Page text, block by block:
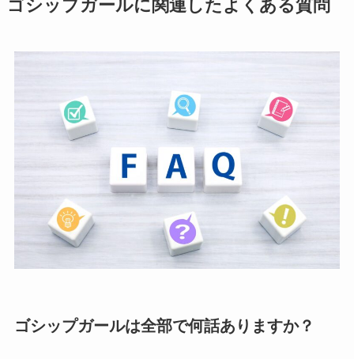
ゴシップガールに関連したよくある質問
ゴシップガールは全部で何話ありますか？